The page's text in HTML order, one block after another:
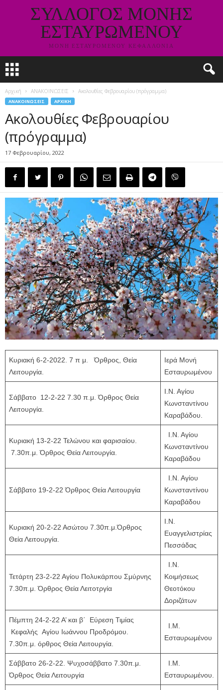
ΣΥΛΛΟΓΟΣ ΜΟΝΗΣ
ΕΣΤΑΥΡΩΜΕΝΟΥ
ΜΟΝΗ ΕΣΤΑΥΡΟΜΕΝΟΥ ΚΕΦΑΛΛΟΝΙΑ
Αρχική ΑΝΑΚΟΙΝΩΣΕΙΣ Ακολουθίες Φεβρουαρίου (πρόγραμμα)
ΑΝΑΚΟΙΝΩΣΕΙΣ ΑΡΧΙΚΗ
Ακολουθίες Φεβρουαρίου
(πρόγραμμα)
17 Φεβρουαρίου, 2022
Κυριακή 6-2-2022. 7 π μ. Όρθρος, Θεία
Λειτουργία.
Ιερά Μονή
Εσταυρωμένου
Σάββατο 12-2-22 7.30 π.μ. Όρθρος Θεία
Λειτουργία.
Ι.Ν. Αγίου
Κωνσταντίνου
Καραβάδου.
Κυριακή 13-2-22 Τελώνου και φαρισαίου.
7.30π.μ. Όρθρος Θεία Λειτουργία.
Ι.Ν. Αγίου
Κωνσταντίνου
Καραβάδου
Σάββατο 19-2-22 Όρθρος Θεία Λειτουργία
Ι.Ν. Αγίου
Κωνσταντίνου
Καραβάδου
Κυριακή 20-2-22 Ασώτου 7.30π.μ.Όρθρος
Θεία Λειτουργία.
Ι.Ν.
Ευαγγελιστρίας
Πεσσάδας
Τετάρτη 23-2-22 Αγίου Πολυκάρπου Σμύρνης
7.30π.μ. Όρθρος Θεία Λειτοτργία
Ι.Ν.
Κοιμήσεως
Θεοτόκου
Δοριζάτων
Πέμπτη 24-2-22 Α’ και β΄ Εύρεση Τιμίας
Κεφαλής Αγίου Ιωάννου Προδρόμου.
7.30π.μ. όρθρος Θεία Λειτουργία.
Ι.Μ.
Εσταυρωμένου
Σάββατο 26-2-22. Ψυχοσάββατο 7.30π.μ.
Όρθρος Θεία Λειτουργία
Ι.Μ.
Εσταυρωμένου.